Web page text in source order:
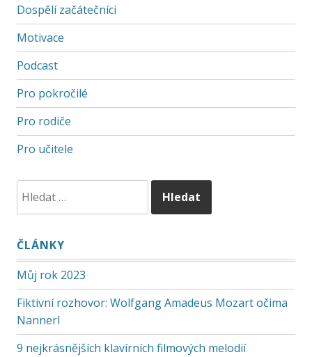
Dospělí začátečníci
Motivace
Podcast
Pro pokročilé
Pro rodiče
Pro učitele
ČLÁNKY
Můj rok 2023
Fiktivní rozhovor: Wolfgang Amadeus Mozart očima
Nannerl
9 nejkrásnějších klavírních filmových melodií